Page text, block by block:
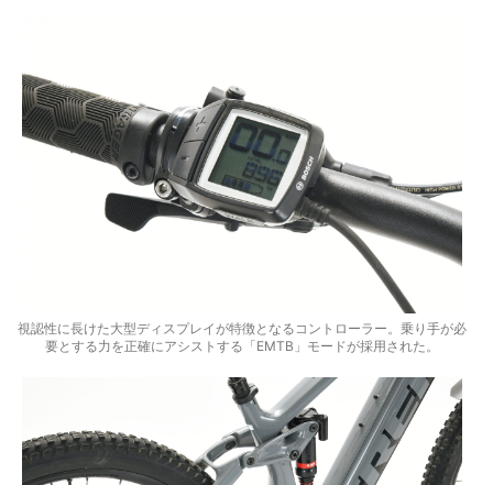
視認性に長けた大型ディスプレイが特徴となるコントローラー。乗り手が必
要とする力を正確にアシストする「EMTB」モードが採用された。